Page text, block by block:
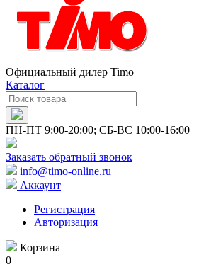
Официальный дилер Timo
Каталог
ПН-ПТ 9:00-20:00; СБ-ВС 10:00-16:00
Заказать обратный звонок
info@timo-online.ru
Аккаунт
Регистрация
Авторизация
Корзина
0